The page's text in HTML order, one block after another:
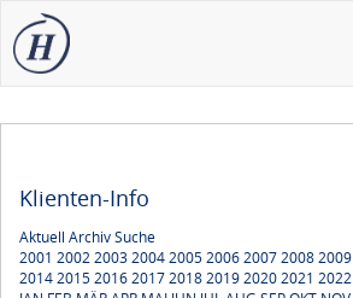
Klienten-Info
Aktuell ArchivSuche
2001 20022003200420052006200720082009
20142015201620172018201920202021 2022